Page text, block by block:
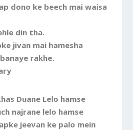
dono ke beech mai waisa
din tha.
jivan mai hamesha
rakhe.
Duane Lelo hamse
najrane lelo hamse
jeevan ke palo mein